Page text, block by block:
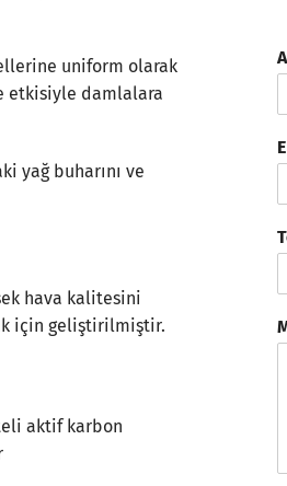
uniform olarak
etkisiyle damlalara
yağ buharını ve
hava kalitesini
için geliştirilmiştir.
aktif karbon